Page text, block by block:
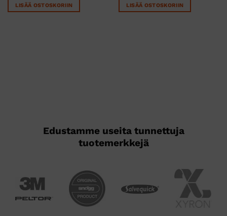
LISÄÄ OSTOSKORIIN
6,90 €. 5,90 €.
LISÄÄ OSTOSKORIIN
Edustamme useita tunnettuja
tuotemerkkejä